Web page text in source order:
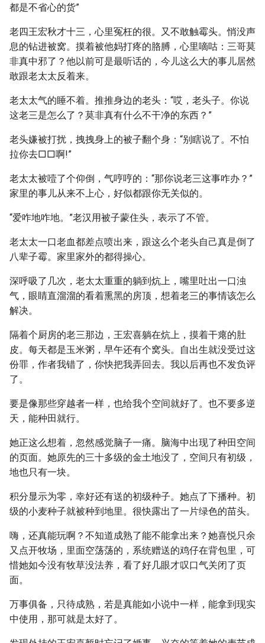
都是不省心的货”
老四王宏秋才十三，心里冤枉的很。又不敢触霉头。悄没声
息的钻进被窝。摸着被他妈打疼的胳膊，心里嘀咕：三哥莫
非真中邪了？他以前可是最听话的，今儿这么大的事儿居然
敢跟老太太反着来。
老太太气的睡不着。推推身边的老头：“哎，老头子。你说
这老三是怎么了？莫非真有什么不干净的东西？”
老头嫌被打扰，拽拽身上的被子翻个身：“别瞎说了。不怕
拉你去□□啊!”
老太太被噎了个仰倒，气哼哼的：“那你说老三这事咋办？”
家里的事儿从来不上心，好似都跟你无关似的。
“爱咋地咋地。”老汉用被子蒙住头，表示了不管。
老太太一口老血都差点喷出来，跟这么个老头自己真是倒了
八辈子霉。家里家外的都得操心。
深呼吸了几次，老太太重重的躺到炕上，嘴里吐出一口浊
气，眼睛直溜溜的看着熏黑的房顶，想着老三的事情该怎么
解决。
隔着个厨房的老三那边，王宏喜躺在炕上，摸着干瘪的肚
皮。每天都是玉米粥，早午还有个窝头。自出生就没受过这
份罪，作者我错了，你快把我弄回去。我以后再也不发负评
了。
要是像那些穿越者一样，也给我个空间就好了。也不要多逆
天，能种田就行。
她正这么想着，忽然感觉脑子一痛。脑海中出现了种田空间
的页面。她原先的三十多级的金土地没了，空间只有初级，
地也只有一块。
积分显示为零，幸好还有送的初级种子。她点了下播种。初
级的小麦种子就被种到地里。很快露出了一片绿色的苗头。
嗨，还真能玩啊？不知道成熟了能不能拿出来？她喜悦只余
又点开牧场，里面空荡荡的，系统赠送的鸡仔在背包里，可
惜她如今没有牧草没法养，看了好几眼才叹口气关闭了页
面。
万事俱备，只待成熟，若是真能如小说中一样，能拿到现实
中使用，那可就是太好了。